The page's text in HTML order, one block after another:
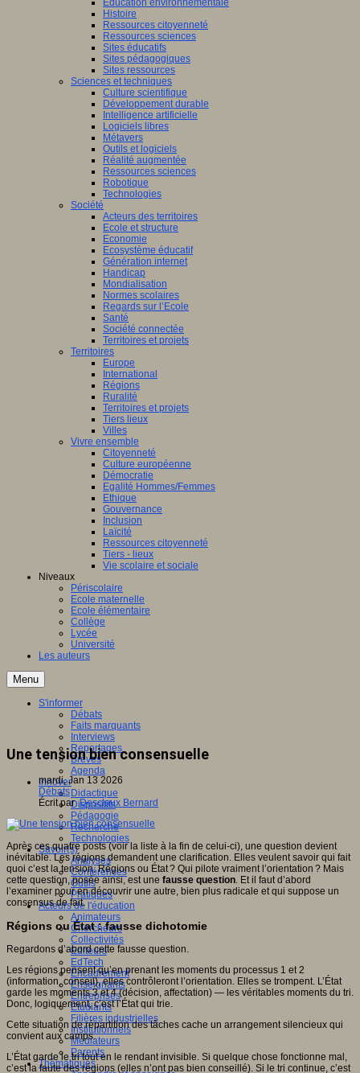
Education environnementale
Histoire
Ressources citoyenneté
Ressources sciences
Sites éducatifs
Sites pédagogiques
Sites ressources
Sciences et techniques
Culture scientifique
Développement durable
Intelligence artificielle
Logiciels libres
Métavers
Outils et logiciels
Réalité augmentée
Ressources sciences
Robotique
Technologies
Société
Acteurs des territoires
Ecole et structure
Economie
Ecosystème éducatif
Génération internet
Handicap
Mondialisation
Normes scolaires
Regards sur l’Ecole
Santé
Société connectée
Territoires et projets
Territoires
Europe
International
Régions
Ruralité
Territoires et projets
Tiers lieux
Villes
Vivre ensemble
Citoyenneté
Culture européenne
Démocratie
Egalité Hommes/Femmes
Ethique
Gouvernance
Inclusion
Laïcité
Ressources citoyenneté
Tiers - lieux
Vie scolaire et sociale
Niveaux
Périscolaire
Ecole maternelle
Ecole élémentaire
Collège
Lycée
Université
Les auteurs
Menu
S'informer
Débats
Faits marquants
Interviews
Reportages
Brèves
Agenda
Innover
Didactique
Dispositifs
Pédagogie
Recherche
Technologies
Savoir(s)
Analyses
Conférences
Outils
Pratiques
Acteurs de l'éducation
Animateurs
Chercheurs
Collectivités
Editeurs
EdTech
Encadrement
Enseignants
Entreprises
Etudiants
Filières industrielles
Institutionnels
Médiateurs
Parents
Thématiques
Une tension bien consensuelle
mardi, Jan 13 2026
Débats
Écrit parDesclaux Bernard
Après ces quatre posts (voir la liste à la fin de celui-ci), une question devient
inévitable. Les régions demandent une clarification. Elles veulent savoir qui fait
quoi c’est la tension. Régions ou État ? Qui pilote vraiment l’orientation ? Mais
cette question, posée ainsi, est une fausse question. Et il faut d’abord
l’examiner pour en découvrir une autre, bien plus radicale et qui suppose un
consensus de fait.
Régions ou État : fausse dichotomie
Regardons d’abord cette fausse question.
Les régions pensent qu’en prenant les moments du processus 1 et 2
(information, conseil), elles contrôleront l’orientation. Elles se trompent. L’État
garde les moments 3 et 4 (décision, affectation) — les véritables moments du tri.
Donc, logiquement, c’est l’État qui trie.
Cette situation de répartition des tâches cache un arrangement silencieux qui
convient aux camps.
L’État garde le tri tout en le rendant invisible. Si quelque chose fonctionne mal,
c’est la faute des régions (elles n’ont pas bien conseillé). Si le tri continue, c’est